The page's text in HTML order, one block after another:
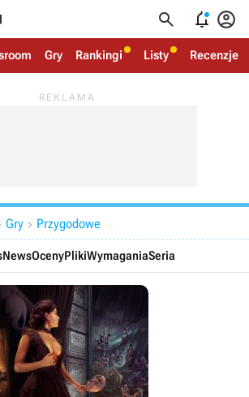
  
Gry Rankingi Listy Recenzje
Gry  Przygodowe
NewsOcenyPlikiWymaganiaSeria